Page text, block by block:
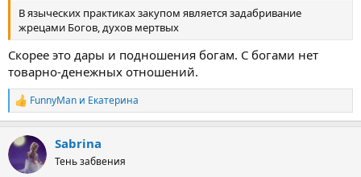
В языческих практиках закупом является задабривание
жрецами Богов, духов мертвых
Скорее это дары и подношения богам. С богами нет
товарно-денежных отношений.
Р
е
к
ц
и
FunnyMan и Екатерина
Sabrina
Тень забвения